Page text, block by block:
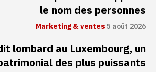
le nom des personnes
Marketing & ventes5 août 2026
lombard au Luxembourg, un
des plus puissants